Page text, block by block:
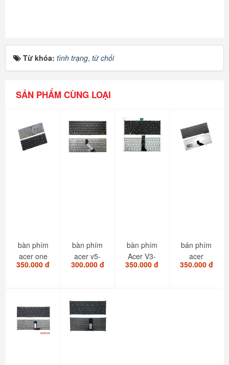
Từ khóa: tình trạng, từ chối
SẢN PHẨM CÙNG LOẠI
bàn phím
acer one
Z1401
350.000 đ
bàn phím
acer v5-
471 v5-431
300.000 đ
bàn phím
Acer V3-
371 V5-121
350.000 đ
bán phím
acer
TravelMate
350.000 đ